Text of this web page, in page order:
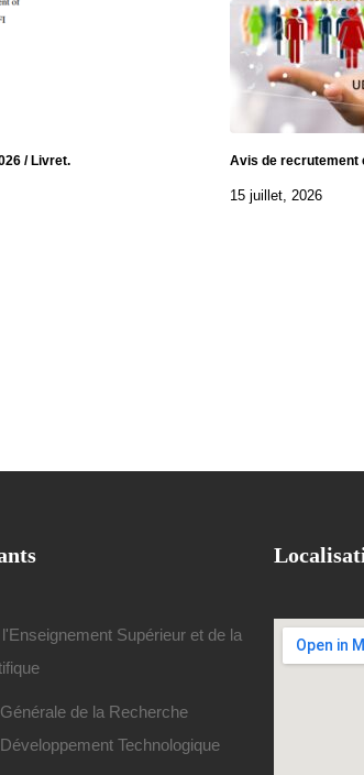
/ Livret. Avis de recrutement
15 juillet, 2026
Supérieur et de la
de la Recherche
Technologique